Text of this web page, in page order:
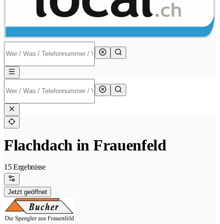
Flachdach in Frauenfeld
15 Ergebnisse
Jetzt geöffnet